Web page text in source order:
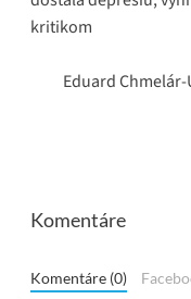
kritikom
Eduard
Komentáre
Komentáre (0)